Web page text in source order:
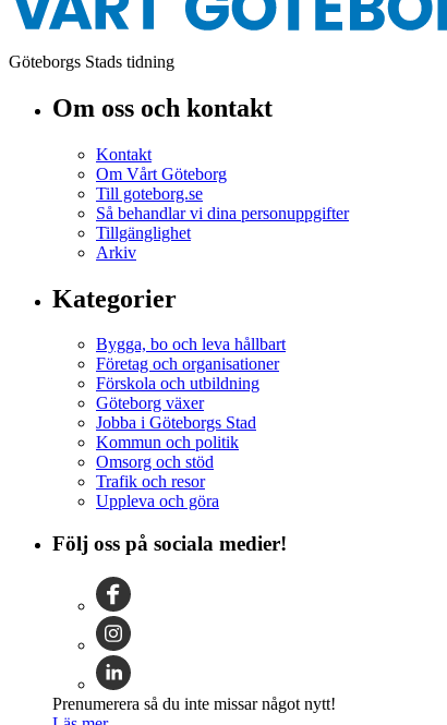
Göteborgs Stads tidning
Om oss och kontakt
Kontakt
Om Vårt Göteborg
Till goteborg.se
Så behandlar vi dina personuppgifter
Tillgänglighet
Arkiv
Kategorier
Bygga, bo och leva hållbart
Företag och organisationer
Förskola och utbildning
Göteborg växer
Jobba i Göteborgs Stad
Kommun och politik
Omsorg och stöd
Trafik och resor
Uppleva och göra
Följ oss på sociala medier!
Prenumerera så du inte missar något nytt!